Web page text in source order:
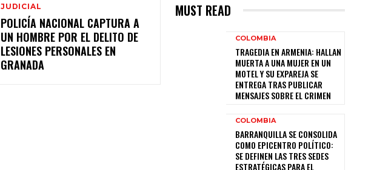
JUDICIAL
POLICÍA NACIONAL CAPTURA A
UN HOMBRE POR EL DELITO DE
LESIONES PERSONALES EN
GRANADA
MUST READ
COLOMBIA
TRAGEDIA EN ARMENIA: HALLAN
MUERTA A UNA MUJER EN UN
MOTEL Y SU EXPAREJA SE
ENTREGA TRAS PUBLICAR
MENSAJES SOBRE EL CRIMEN
COLOMBIA
BARRANQUILLA SE CONSOLIDA
COMO EPICENTRO POLÍTICO:
SE DEFINEN LAS TRES SEDES
ESTRATÉGICAS PARA EL